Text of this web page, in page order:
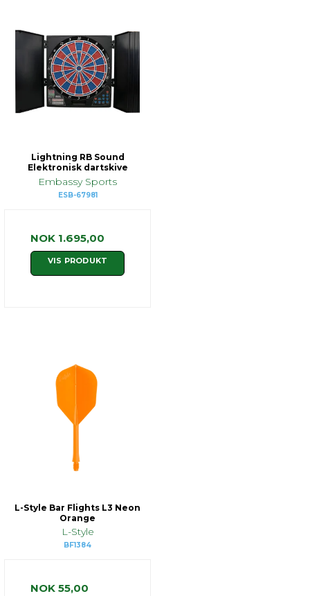
Lightning RB Sound
Elektronisk dartskive
Embassy Sports
ESB-67981
NOK 1.695,00
VIS PRODUKT
L-Style Bar Flights L3 Neon
Orange
L-Style
BF1384
NOK 55,00